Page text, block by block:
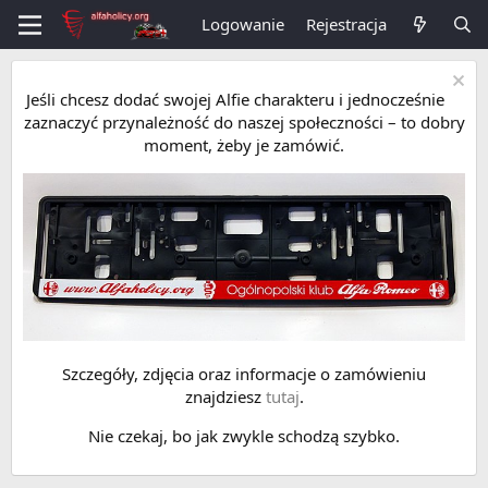
Logowanie Rejestracja
Jeśli chcesz dodać swojej Alfie charakteru i jednocześnie
zaznaczyć przynależność do naszej społeczności – to dobry
moment, żeby je zamówić.
Szczegóły, zdjęcia oraz informacje o zamówieniu
znajdziesz tutaj.
Nie czekaj, bo jak zwykle schodzą szybko.